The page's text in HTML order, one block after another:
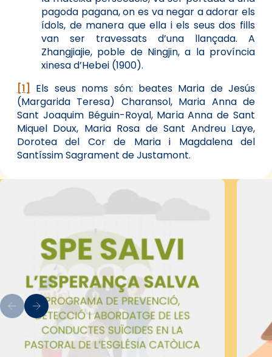
pagoda pagana, on es va negar a adorar els
ídols, de manera que ella i els seus dos fills
van ser travessats d’una llançada. A
Zhangjiajie, poble de Ningjin, a la província
xinesa d’Hebei (1900).
[1]
Els seus noms són: beates Maria de Jesús
(Margarida Teresa) Charansol, Maria Anna de
Sant Joaquim Béguin-Royal, Maria Anna de Sant
Miquel Doux, Maria Rosa de Sant Andreu Laye,
Dorotea del Cor de Maria i Magdalena del
Santíssim Sagrament de Justamont.